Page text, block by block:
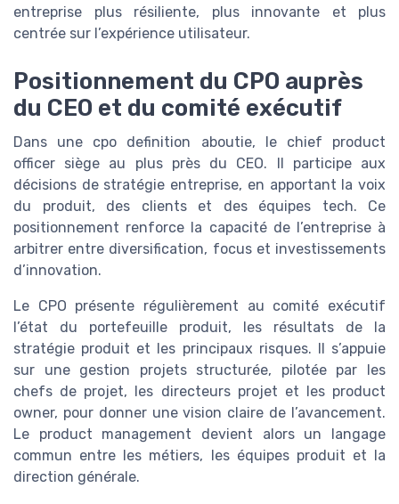
entreprise plus résiliente, plus innovante et plus
centrée sur l’expérience utilisateur.
Positionnement du CPO auprès
du CEO et du comité exécutif
Dans une cpo definition aboutie, le chief product
officer siège au plus près du CEO. Il participe aux
décisions de stratégie entreprise, en apportant la voix
du produit, des clients et des équipes tech. Ce
positionnement renforce la capacité de l’entreprise à
arbitrer entre diversification, focus et investissements
d’innovation.
Le CPO présente régulièrement au comité exécutif
l’état du portefeuille produit, les résultats de la
stratégie produit et les principaux risques. Il s’appuie
sur une gestion projets structurée, pilotée par les
chefs de projet, les directeurs projet et les product
owner, pour donner une vision claire de l’avancement.
Le product management devient alors un langage
commun entre les métiers, les équipes produit et la
direction générale.